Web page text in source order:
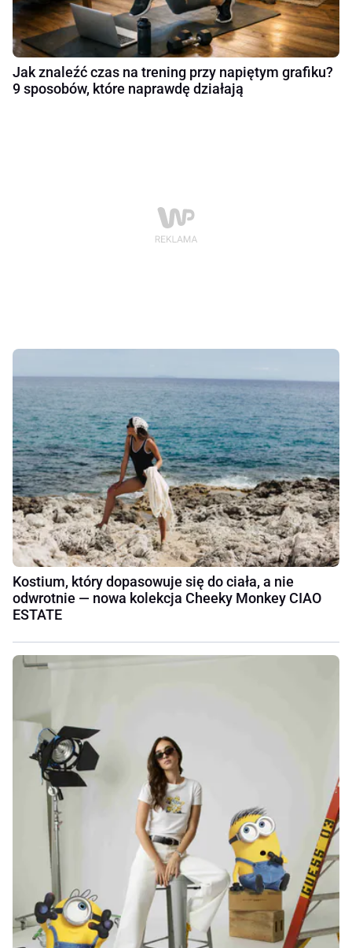
Jak znaleźć czas na trening przy napiętym grafiku?
9 sposobów, które naprawdę działają
Kostium, który dopasowuje się do ciała, a nie
odwrotnie — nowa kolekcja Cheeky Monkey CIAO
ESTATE